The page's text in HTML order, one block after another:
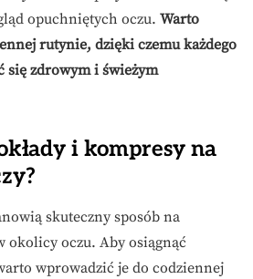
opuchniętych oczu. Warto
rutynie, dzięki czemu każdego
się zdrowym i świeżym
i kompresy na
skuteczny sposób na
okolicy oczu. Aby osiągnąć
wprowadzić je do codziennej